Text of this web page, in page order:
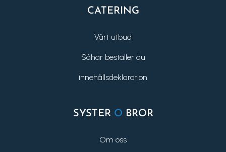
CATERING
Vårt utbud
Såhär beställer du
innehållsdeklaration
SYSTER O BROR
Om oss